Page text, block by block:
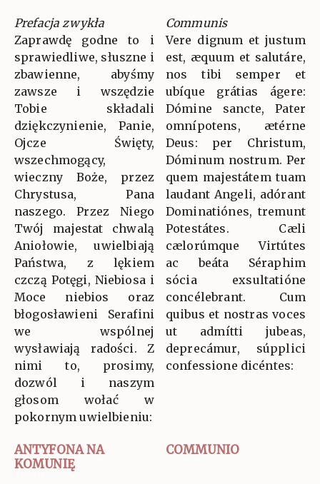
Prefacja zwykła
Zaprawdę godne to i
sprawiedliwe, słuszne i
zbawienne, abyśmy
zawsze i wszędzie
Tobie składali
dziękczynienie, Panie,
Ojcze Święty,
wszechmogący,
wieczny Boże, przez
Chrystusa, Pana
naszego. Przez Niego
Twój majestat chwalą
Aniołowie, uwielbiają
Państwa, z lękiem
czczą Potęgi, Niebiosa i
Moce niebios oraz
błogosławieni Serafini
we wspólnej
wysławiają radości. Z
nimi to, prosimy,
dozwól i naszym
głosom wołać w
pokornym uwielbieniu:
Communis
Vere dignum et justum
est, æquum et salutáre,
nos tibi semper et
ubíque grátias ágere:
Dómine sancte, Pater
omnípotens, ætérne
Deus: per Christum,
Dóminum nostrum. Per
quem majestátem tuam
laudant Angeli, adórant
Dominatiónes, tremunt
Potestátes. Cæli
cælorúmque Virtútes
ac beáta Séraphim
sócia exsultatióne
concélebrant. Cum
quibus et nostras voces
ut admítti jubeas,
deprecámur, súpplici
confessione dicéntes:
ANTYFONA NA
KOMUNIĘ
COMMUNIO